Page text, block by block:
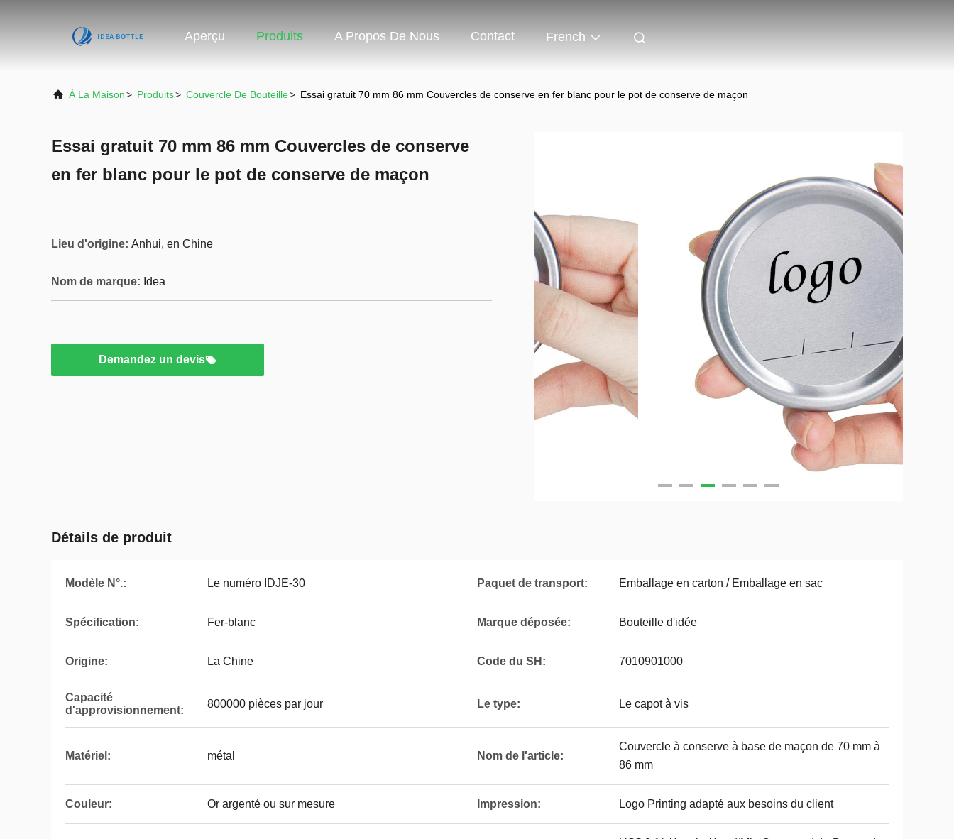
Aperçu Produits A Propos De Nous Contact French
À La Maison> Produits> Couvercle De Bouteille> Essai gratuit 70 mm 86 mm Couvercles de conserve en fer blanc pour le pot de conserve de maçon
Essai gratuit 70 mm 86 mm Couvercles de conserve
en fer blanc pour le pot de conserve de maçon
Lieu d'origine: Anhui, en Chine
Nom de marque: Idea
Demandez un devis
Détails de produit
Modèle N°.: Le numéro IDJE-30 Paquet de transport: Emballage en carton / Emballage en sac
Spécification: Fer-blanc Marque déposée: Bouteille d'idée
Origine: La Chine Code du SH: 7010901000
Capacité
d'approvisionnement:
800000 pièces par jour Le type: Le capot à vis
Matériel: métal Nom de l'article:
Couvercle à conserve à base de maçon de 70 mm à
86 mm
Couleur: Or argenté ou sur mesure Impression: Logo Printing adapté aux besoins du client